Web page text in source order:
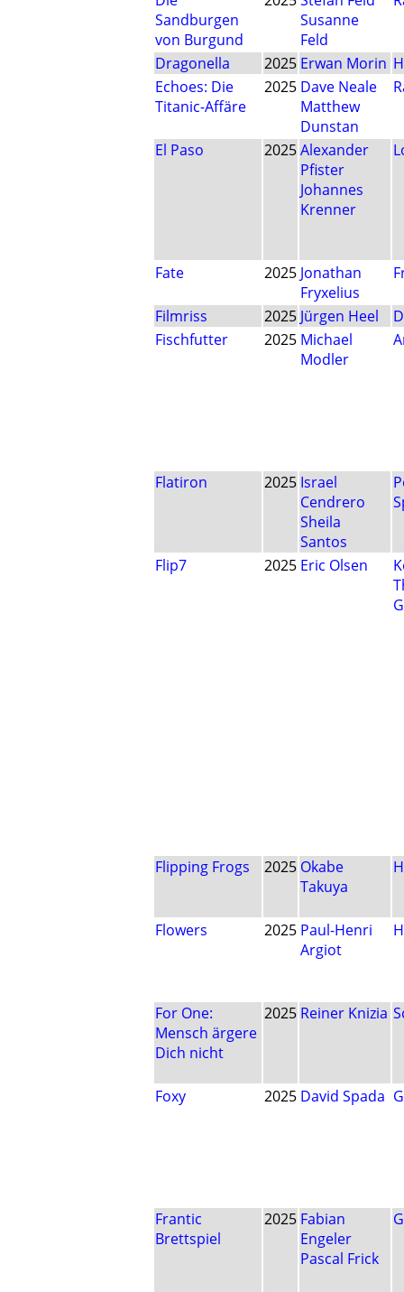
Sandburgen
von Burgund
Susanne
Feld
Dragonella 2025 Erwan Morin
Echoes: Die
Titanic-Affäre
2025 Dave Neale
Matthew
Dunstan
El Paso 2025Alexander
Pfister
Johannes
Krenner
Fate 2025 Jonathan
Fryxelius
Filmriss 2025 Jürgen Heel
Fischfutter
2025 Michael
Modler
Flatiron 2025 Israel
Cendrero
Sheila
Santos
Flip7 2025 Eric Olsen
Flipping Frogs 2025 Okabe
Takuya
Flowers 2025 Paul-Henri
Argiot
For One:
Mensch ärgere
Dich nicht
2025 Reiner Knizia
Foxy 2025 David Spada
Frantic
Brettspiel
2025 Fabian
Engeler
Pascal Frick